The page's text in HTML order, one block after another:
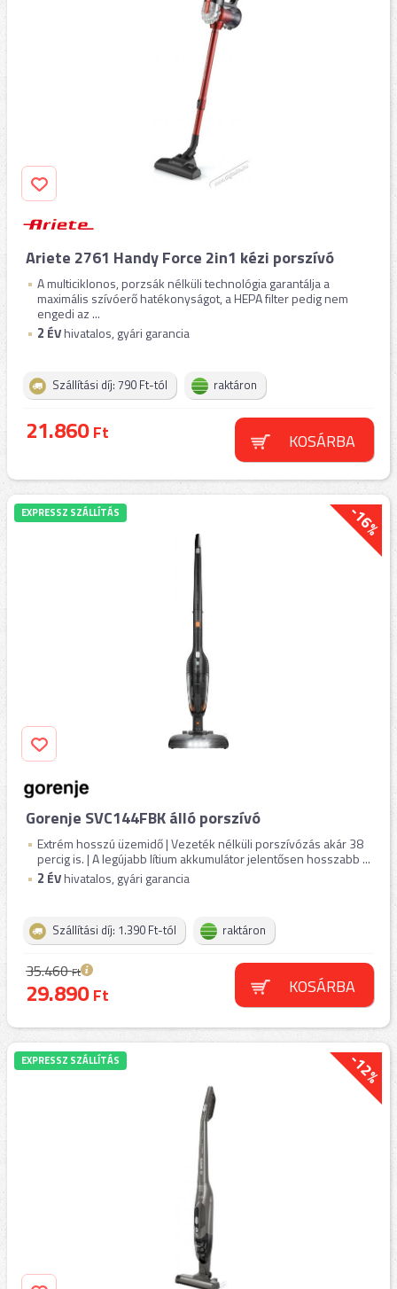
Ariete 2761 Handy Force 2in1 kézi porszívó
A multiciklonos, porzsák nélküli technológia garantálja a
maximális szívóerő hatékonyságot, a HEPA filter pedig nem
engedi az ...
2 ÉVhivatalos, gyári garancia
Szállítási díj: 790 Ft-tól raktáron
21.860Ft KOSÁRBA
-16%
EXPRESSZ SZÁLLÍTÁS
Gorenje SVC144FBK álló porszívó
Extrém hosszú üzemidő | Vezeték nélküli porszívózás akár 38
percig is. | A legújabb lítium akkumulátor jelentősen hosszabb ...
2 ÉVhivatalos, gyári garancia
Szállítási díj: 1.390 Ft-tól raktáron
35.460Ft
29.890Ft KOSÁRBA
-12%
EXPRESSZ SZÁLLÍTÁS